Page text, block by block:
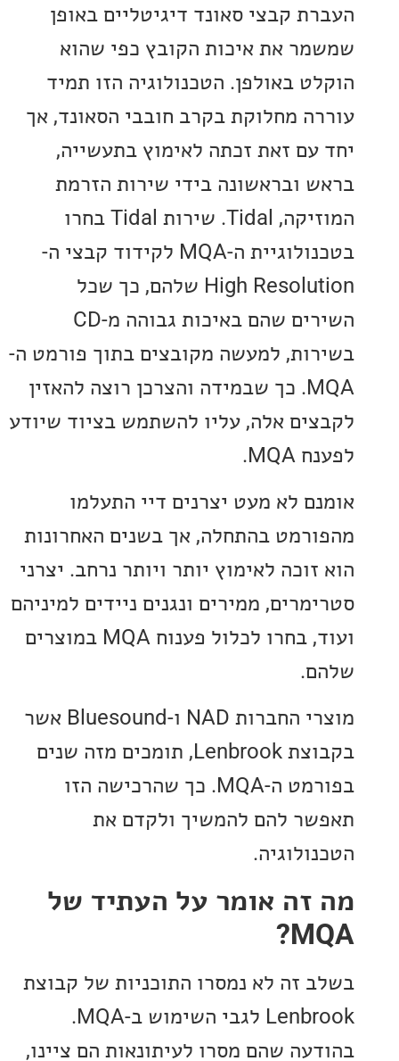
קבצי סאונד דיגיטליים באופן
את איכות הקובץ כפי שהוא
באולפן. הטכנולוגיה הזו תמיד
מחלוקת בקרב חובבי הסאונד, אך
זאת זכתה לאימוץ בתעשייה,
ובראשונה בידי שירות הזרמת
המוזיקה, Tidal. שירות Tidal בחרו
בטכנולוגיית ה-MQA לקידוד קבצי ה-
High Resolution שלהם, כך שכל
השירים שהם באיכות גבוהה מ-CD
למעשה מקובצים בתוך פורמט ה-
MQA. כך שבמידה והצרכן רוצה להאזין
אלה, עליו להשתמש בציוד שיודע
לא מעט יצרנים דיי התעלמו
בהתחלה, אך בשנים האחרונות
לאימוץ יותר ויותר נרחב. יצרני
ממירים ונגנים ניידים למיניהם
ועוד, בחרו לכלול פענוח MQA במוצרים
מוצרי החברות NAD ו-Bluesound אשר
בקבוצת Lenbrook, תומכים מזה שנים
בפורמט ה-MQA. כך שהרכישה הזו
להם להמשיך ולקדם את
אומר על העתיד של
זה לא נמסרו התוכניות של קבוצת
Lenbrook לגבי השימוש ב-MQA.
שהם מסרו לעיתונאות הם ציינו,